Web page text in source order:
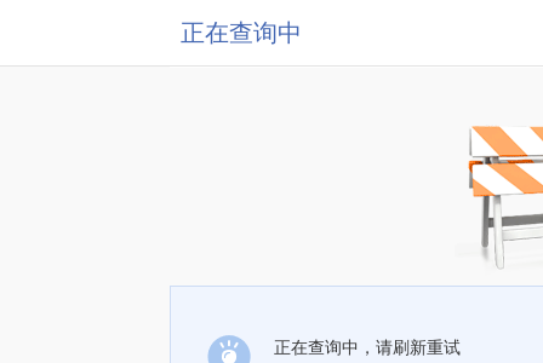
正在查询中
正在查询中，请刷新重试